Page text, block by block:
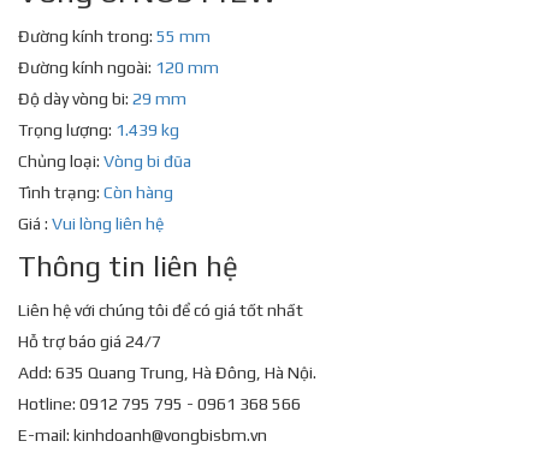
Đường kính trong: 55 mm
Đường kính ngoài: 120 mm
Độ dày vòng bi: 29 mm
Trọng lượng: 1.439 kg
Chủng loại: Vòng bi đũa
Tình trạng: Còn hàng
Giá : Vui lòng liên hệ
Thông tin liên hệ
Liên hệ với chúng tôi để có giá tốt nhất
Hỗ trợ báo giá 24/7
Add: 635 Quang Trung, Hà Đông, Hà Nội.
Hotline: 0912 795 795 - 0961 368 566
E-mail: kinhdoanh@vongbisbm.vn